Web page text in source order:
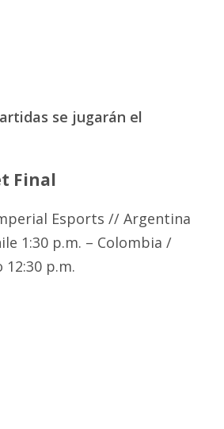
se jugarán el
Final
Esports // Argentina
1:30 p.m. – Colombia /
12:30 p.m.